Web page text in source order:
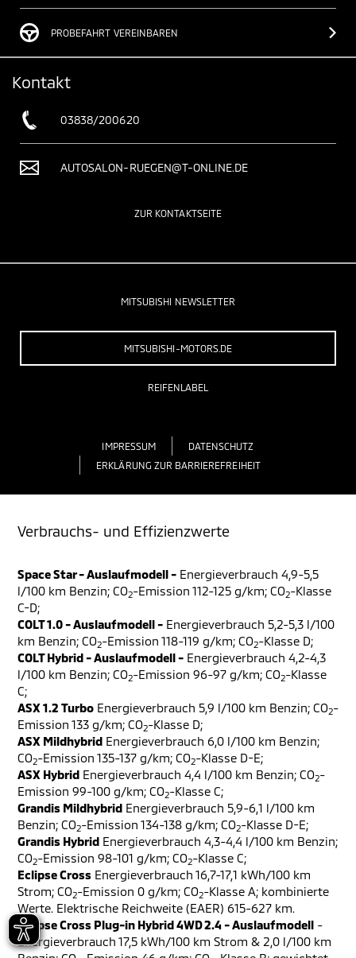
PROBEFAHRT VEREINBAREN
Kontakt
03838/200620
AUTOSALON-RUEGEN@T-ONLINE.DE
ZUR KONTAKTSEITE
MITSUBISHI NEWSLETTER
MITSUBISHI-MOTORS.DE
REIFENLABEL
IMPRESSUM
DATENSCHUTZ
ERKLÄRUNG ZUR BARRIEREFREIHEIT
Verbrauchs- und Effizienzwerte
Space Star - Auslaufmodell - Energieverbrauch 4,9-5,5
l/100 km Benzin; CO2-Emission 112-125 g/km; CO2-Klasse
C-D;
COLT 1.0 - Auslaufmodell - Energieverbrauch 5,2-5,3 l/100
km Benzin; CO2-Emission 118-119 g/km; CO2-Klasse D;
COLT Hybrid - Auslaufmodell - Energieverbrauch 4,2-4,3
l/100 km Benzin; CO2-Emission 96-97 g/km; CO2-Klasse
C;
ASX 1.2 Turbo Energieverbrauch 5,9 l/100 km Benzin; CO2-
Emission 133 g/km; CO2-Klasse D;
ASX Mildhybrid Energieverbrauch 6,0 l/100 km Benzin;
CO2-Emission 135-137 g/km; CO2-Klasse D-E;
ASX Hybrid Energieverbrauch 4,4 l/100 km Benzin; CO2-
Emission 99-100 g/km; CO2-Klasse C;
Grandis Mildhybrid Energieverbrauch 5,9-6,1 l/100 km
Benzin; CO2-Emission 134-138 g/km; CO2-Klasse D-E;
Grandis Hybrid Energieverbrauch 4,3-4,4 l/100 km Benzin;
CO2-Emission 98-101 g/km; CO2-Klasse C;
Eclipse Cross Energieverbrauch 16,7-17,1 kWh/100 km
Strom; CO2-Emission 0 g/km; CO2-Klasse A; kombinierte
Werte. Elektrische Reichweite (EAER) 615-627 km.
Eclipse Cross Plug-in Hybrid 4WD 2.4 - Auslaufmodell -
Energieverbrauch 17,5 kWh/100 km Strom & 2,0 l/100 km